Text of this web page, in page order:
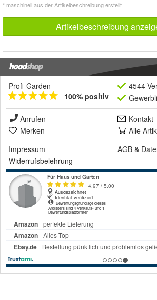
* maschinell aus der Artikelbeschreibung erstellt
Artikelbeschreibung
Profi-Garden
100% positiv
4544
Anrufen
Kontakt
Merken
Alle
Impressum
AGB &
Widerrufsbelehrung